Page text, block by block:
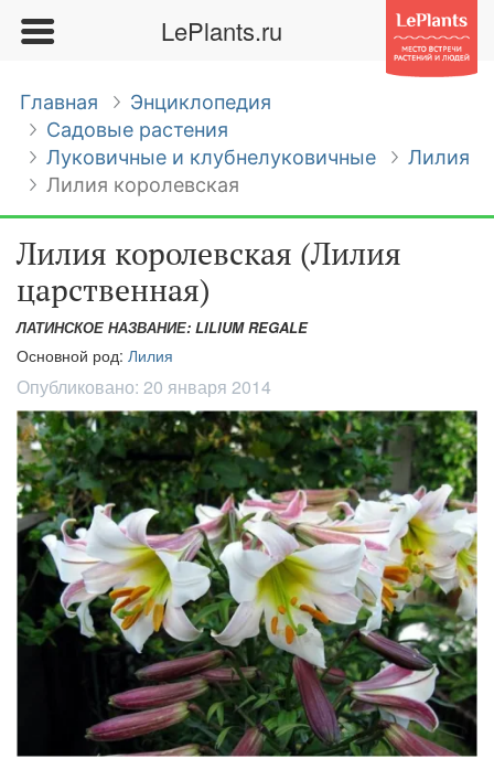
LePlants.ru
Главная
Энциклопедия
Садовые растения
Луковичные и клубнелуковичные
Лилия
Лилия королевская
Лилия королевская (Лилия
царственная)
ЛАТИНСКОЕ НАЗВАНИЕ: LILIUM REGALE
Основной род: Лилия
Опубликовано: 20 января 2014